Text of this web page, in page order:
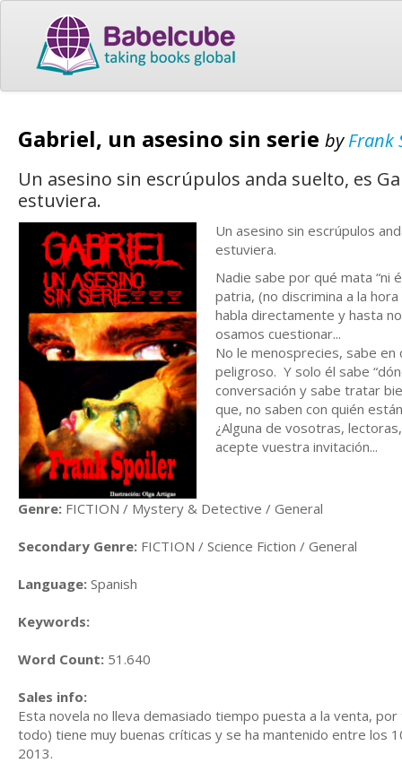
Gabriel, un asesino sin serie byFrank
Un asesino sin escrúpulos anda suelto, es
estuviera.
Un asesino sin escrúpulos
estuviera.
Nadie sabe por qué mata “ni
patria, (no discrimina a la
habla directamente y hasta
osamos cuestionar...
No le menosprecies, sabe
peligroso. Y solo él sabe
conversación y sabe tratar
que, no saben con quién
¿Alguna de vosotras,
acepte vuestra invitación...
Genre: FICTION / Mystery & Detective / General
Secondary Genre: FICTION / Science Fiction / General
Language: Spanish
Keywords:
Word Count: 51.640
Sales info:
Esta novela no lleva demasiado tiempo puesta a la venta,
todo) tiene muy buenas críticas y se ha mantenido entre los
2013.